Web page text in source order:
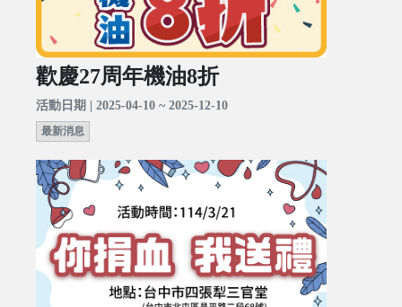
歡慶27周年機油8折
活動日期 | 2025-04-10 ~ 2025-12-10
最新消息